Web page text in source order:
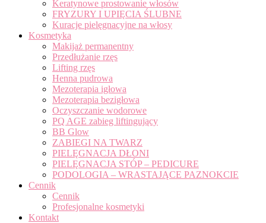
Keratynowe prostowanie włosów
FRYZURY I UPIĘCIA ŚLUBNE
Kuracje pielęgnacyjne na włosy
Kosmetyka
Makijaż permanentny
Przedłużanie rzęs
Lifting rzęs
Henna pudrowa
Mezoterapia igłowa
Mezoterapia bezigłowa
Oczyszczanie wodorowe
PQ AGE zabieg liftingujący
BB Glow
ZABIEGI NA TWARZ
PIELĘGNACJA DŁONI
PIELĘGNACJA STÓP – PEDICURE
PODOLOGIA – WRASTAJĄCE PAZNOKCIE
Cennik
Cennik
Profesjonalne kosmetyki
Kontakt